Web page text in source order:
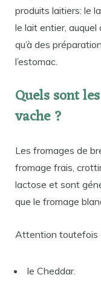
produits laitiers: le
le lait entier,
qu’à des
l’estomac.
Quels sont
vache ?
Les fromages de
fromage frais,
lactose et sont
que le fromage
Attention toutefois
le Cheddar.